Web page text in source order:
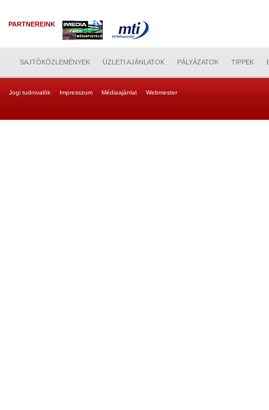
PARTNEREINK
SAJTÓKÖZLEMÉNYEK ÜZLETI AJÁNLATOK PÁLYÁZATOK TIPPEK
Jogi tudnivalók Impresszum Médiaajánlat Webmester